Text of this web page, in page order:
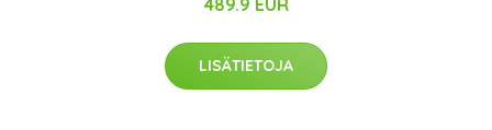
489.9 EUR
LISÄTIETOJA